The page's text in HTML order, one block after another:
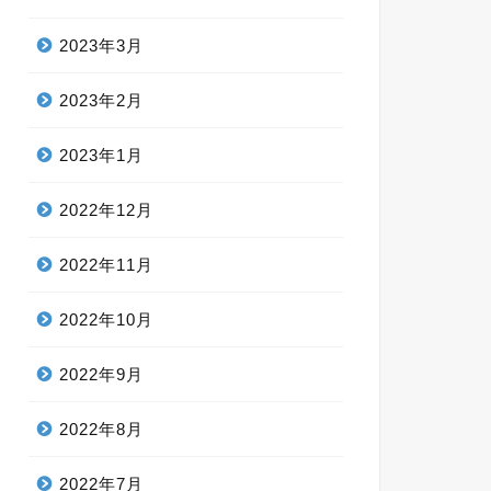
2023年3月
2023年2月
2023年1月
2022年12月
2022年11月
2022年10月
2022年9月
2022年8月
2022年7月